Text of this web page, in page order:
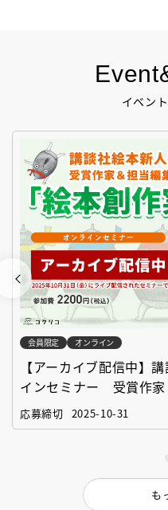
イベン
会員限定 オンライン
【アーカイブ配信中】
インセミナー 受賞作家
「絵本創作実践講座」
応募締切 2025-10-31
も